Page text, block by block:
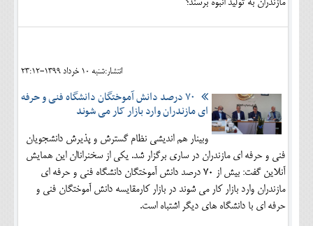
مازندران به تولید انبوه برسند؟
انتشار:شنبه 10 خرداد 1399-23:12
۷۰ درصد دانش آموختگان دانشگاه فنی و حرفه
ای مازندران وارد بازار کار می شوند
وبینار هم اندیشی نظام گسترش و پذیرش دانشجویان
فنی و حرفه ای مازندران در ساری برگزار شد. یکی از سخنراناان این همایش
آنلاین گفت: بیش از ۷۰ درصد دانش آموختگان دانشگاه فنی و حرفه ای
مازندران وارد بازار کار می شوند در بازار کارمقایسه دانش آموختگان فنی و
حرفه ای با دانشگاه های دیگر اشتباه است.